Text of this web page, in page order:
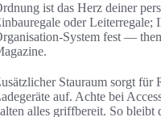
ist das Herz deiner
oder Leiterregale;
System fest —
Stauraum sorgt für
auf. Achte bei
alles griffbereit. So bleibt